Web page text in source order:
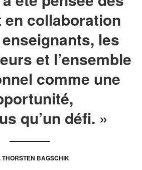
en collaboration
les
et l’ensemble
comme une
qu’un défi. »
THORSTEN BAGSCHIK